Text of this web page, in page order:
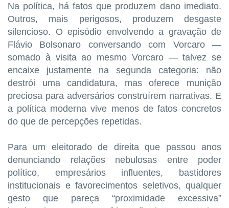
Na política, há fatos que produzem dano imediato.
Outros, mais perigosos, produzem desgaste
silencioso. O episódio envolvendo a gravação de
Flávio Bolsonaro conversando com Vorcaro —
somado à visita ao mesmo Vorcaro — talvez se
encaixe justamente na segunda categoria: não
destrói uma candidatura, mas oferece munição
preciosa para adversários construírem narrativas. E
a política moderna vive menos de fatos concretos
do que de percepções repetidas.
Para um eleitorado de direita que passou anos
denunciando relações nebulosas entre poder
político, empresários influentes, bastidores
institucionais e favorecimentos seletivos, qualquer
gesto que pareça “proximidade excessiva”